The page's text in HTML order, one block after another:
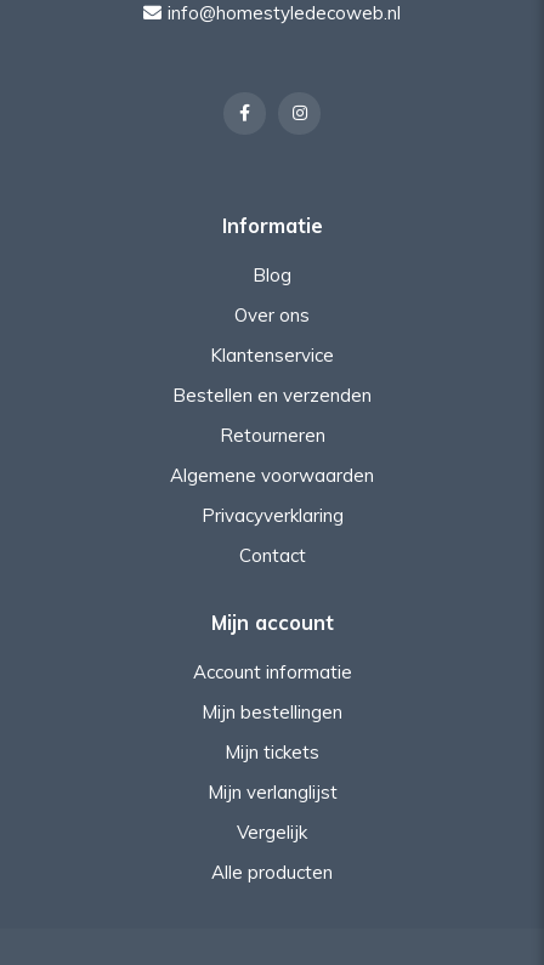
info@homestyledecoweb.nl
Informatie
Blog
Over ons
Klantenservice
Bestellen en verzenden
Retourneren
Algemene voorwaarden
Privacyverklaring
Contact
Mijn account
Account informatie
Mijn bestellingen
Mijn tickets
Mijn verlanglijst
Vergelijk
Alle producten